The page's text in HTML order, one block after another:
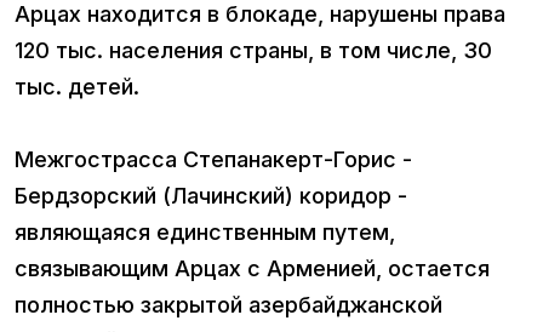
Арцах находится в блокаде, нарушены права
120 тыс. населения страны, в том числе, 30
тыс. детей.
Межгострасса Степанакерт-Горис -
Бердзорский (Лачинский) коридор -
являющаяся единственным путем,
связывающим Арцах с Арменией, остается
полностью закрытой азербайджанской